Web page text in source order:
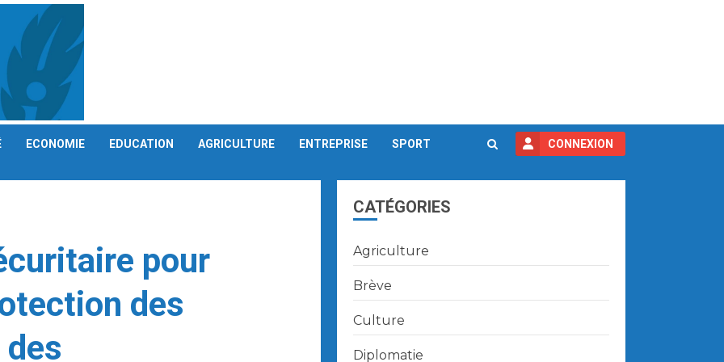
ECONOMIE EDUCATION AGRICULTURE ENTREPRISE SPORT CONNEXION
pour
des
CATÉGORIES
Agriculture
Brève
Culture
Diplomatie